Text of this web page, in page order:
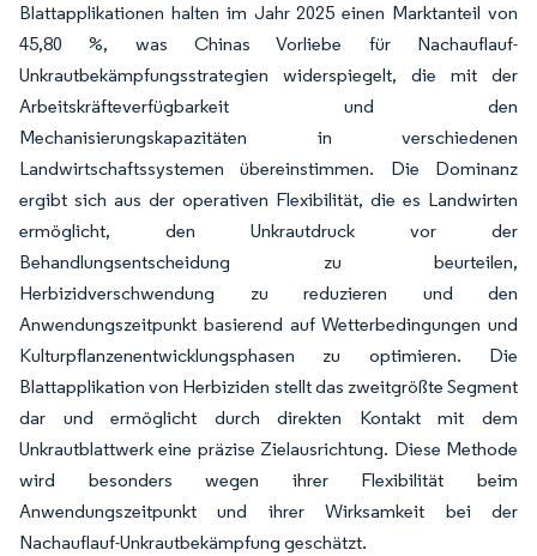
Blattapplikationen halten im Jahr 2025 einen Marktanteil von
45,80 %, was Chinas Vorliebe für Nachauflauf-
Unkrautbekämpfungsstrategien widerspiegelt, die mit der
Arbeitskräfteverfügbarkeit und den
Mechanisierungskapazitäten in verschiedenen
Landwirtschaftssystemen übereinstimmen. Die Dominanz
ergibt sich aus der operativen Flexibilität, die es Landwirten
ermöglicht, den Unkrautdruck vor der
Behandlungsentscheidung zu beurteilen,
Herbizidverschwendung zu reduzieren und den
Anwendungszeitpunkt basierend auf Wetterbedingungen und
Kulturpflanzenentwicklungsphasen zu optimieren. Die
Blattapplikation von Herbiziden stellt das zweitgrößte Segment
dar und ermöglicht durch direkten Kontakt mit dem
Unkrautblattwerk eine präzise Zielausrichtung. Diese Methode
wird besonders wegen ihrer Flexibilität beim
Anwendungszeitpunkt und ihrer Wirksamkeit bei der
Nachauflauf-Unkrautbekämpfung geschätzt.